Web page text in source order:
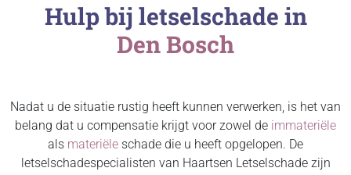
Hulp bij letselschade in
Den Bosch
Nadat u de situatie rustig heeft kunnen verwerken, is het van
belang dat u compensatie krijgt voor zowel de immateriële
als materiële schade die u heeft opgelopen. De
letselschadespecialisten van Haartsen Letselschade zijn